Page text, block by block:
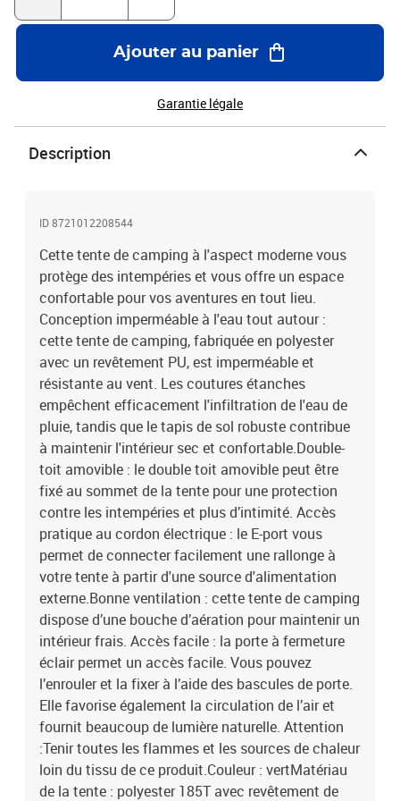
l’enrouler et la fixer à l’aide des bascules de porte. Elle favorise
également la circulation de l’air et fournit beaucoup de lumière
chaleur loin du tissu de ce produit.Couleur : vertMatériau de la
tente : polyester 185T avec revêtement de PUMatériau de la maille
la tente : 360 x 130 x 105 cm (L x l x H)Dimensions de l'emballage :
portAvec braguette amovible Assemblage requis : ouiLa livraison
contient :1 x tente1 x tente à double toit1 x sac de transport
Ajouter au panier
Garantie légale
Description
ID 8721012208544
Cette tente de camping à l'aspect moderne vous
protège des intempéries et vous offre un espace
confortable pour vos aventures en tout lieu.
Conception imperméable à l'eau tout autour :
cette tente de camping, fabriquée en polyester
avec un revêtement PU, est imperméable et
résistante au vent. Les coutures étanches
empêchent efficacement l'infiltration de l'eau de
pluie, tandis que le tapis de sol robuste contribue
à maintenir l'intérieur sec et confortable.Double-
toit amovible : le double toit amovible peut être
fixé au sommet de la tente pour une protection
contre les intempéries et plus d’intimité. Accès
pratique au cordon électrique : le E-port vous
permet de connecter facilement une rallonge à
votre tente à partir d'une source d'alimentation
externe.Bonne ventilation : cette tente de camping
dispose d’une bouche d’aération pour maintenir un
intérieur frais. Accès facile : la porte à fermeture
éclair permet un accès facile. Vous pouvez
l’enrouler et la fixer à l’aide des bascules de porte.
Elle favorise également la circulation de l’air et
fournit beaucoup de lumière naturelle. Attention
:Tenir toutes les flammes et les sources de chaleur
loin du tissu de ce produit.Couleur : vertMatériau
de la tente : polyester 185T avec revêtement de